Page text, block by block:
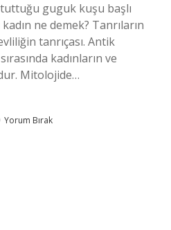
guguk kuşu başlı
ne demek? Tanrıların
tanrıçası. Antik
kadınların ve
Mitolojide…
Yorum Bırak